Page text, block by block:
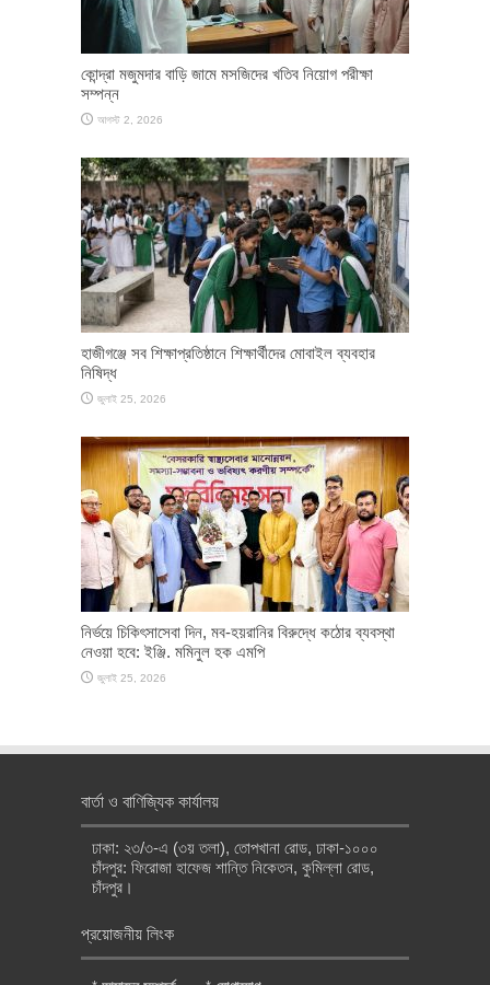
কোন্দ্রা মজুমদার বাড়ি জামে মসজিদের খতিব নিয়োগ পরীক্ষা
সম্পন্ন
আগস্ট 2, 2026
হাজীগঞ্জে সব শিক্ষাপ্রতিষ্ঠানে শিক্ষার্থীদের মোবাইল ব্যবহার
নিষিদ্ধ
জুলাই 25, 2026
নির্ভয়ে চিকিৎসাসেবা দিন, মব-হয়রানির বিরুদ্ধে কঠোর ব্যবস্থা
নেওয়া হবে: ইঞ্জি. মমিনুল হক এমপি
জুলাই 25, 2026
বার্তা ও বাণিজ্যিক কার্যালয়
ঢাকা: ২৩/৩-এ (৩য় তলা), তোপখানা রোড, ঢাকা-১০০০
চাঁদপুর: ফিরোজা হাফেজ শান্তি নিকেতন, কুমিল্লা রোড,
চাঁদপুর।
প্রয়োজনীয় লিংক